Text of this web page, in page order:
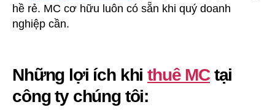
hề rẻ. MC cơ hữu luôn có sẵn khi quý doanh
nghiệp cần.
Những lợi ích khithuê MCtại
công ty chúng tôi: